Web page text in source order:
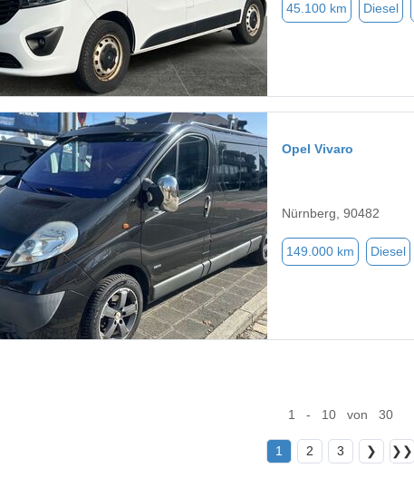
45.100 km Diesel
Opel Vivaro
Nürnberg, 90482
149.000 km Diesel
1 - 10 von 30
1 2 3 ❯ ❯❯